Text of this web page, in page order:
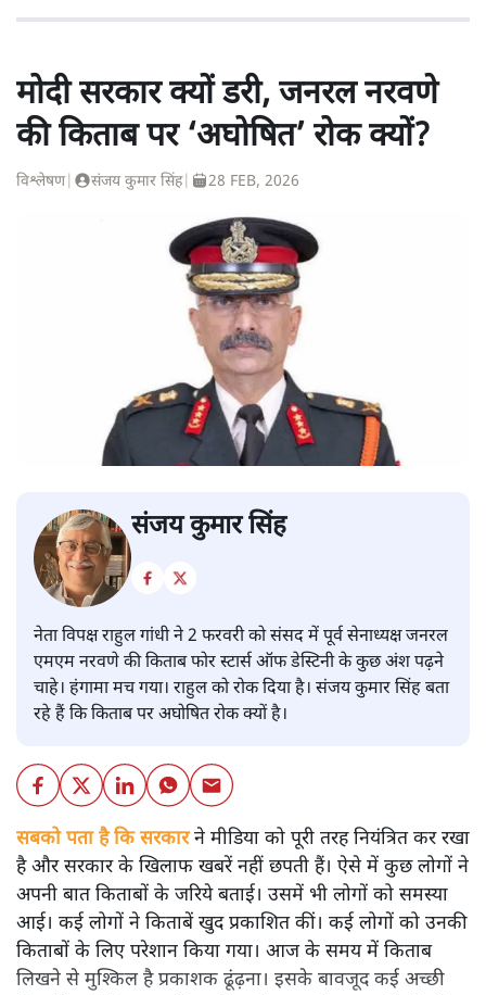
मोदी सरकार क्यों डरी, जनरल नरवणे
की किताब पर ‘अघोषित’ रोक क्यों?
विश्लेषण| संजय कुमार सिंह| 28 FEB, 2026
संजय कुमार सिंह
नेता विपक्ष राहुल गांधी ने 2 फरवरी को संसद में पूर्व सेनाध्यक्ष जनरल
एमएम नरवणे की किताब फोर स्टार्स ऑफ डेस्टिनी के कुछ अंश पढ़ने
चाहे। हंगामा मच गया। राहुल को रोक दिया है। संजय कुमार सिंह बता
रहे हैं कि किताब पर अघोषित रोक क्यों है।
सबको पता है कि सरकारने मीडिया को पूरी तरह नियंत्रित कर रखा
है और सरकार के खिलाफ खबरें नहीं छपती हैं। ऐसे में कुछ लोगों ने
अपनी बात किताबों के जरिये बताई। उसमें भी लोगों को समस्या
आई। कई लोगों ने किताबें खुद प्रकाशित कीं। कई लोगों को उनकी
किताबों के लिए परेशान किया गया। आज के समय में किताब
लिखने से मुश्किल है प्रकाशक ढूंढ़ना। इसके बावजूद कई अच्छी